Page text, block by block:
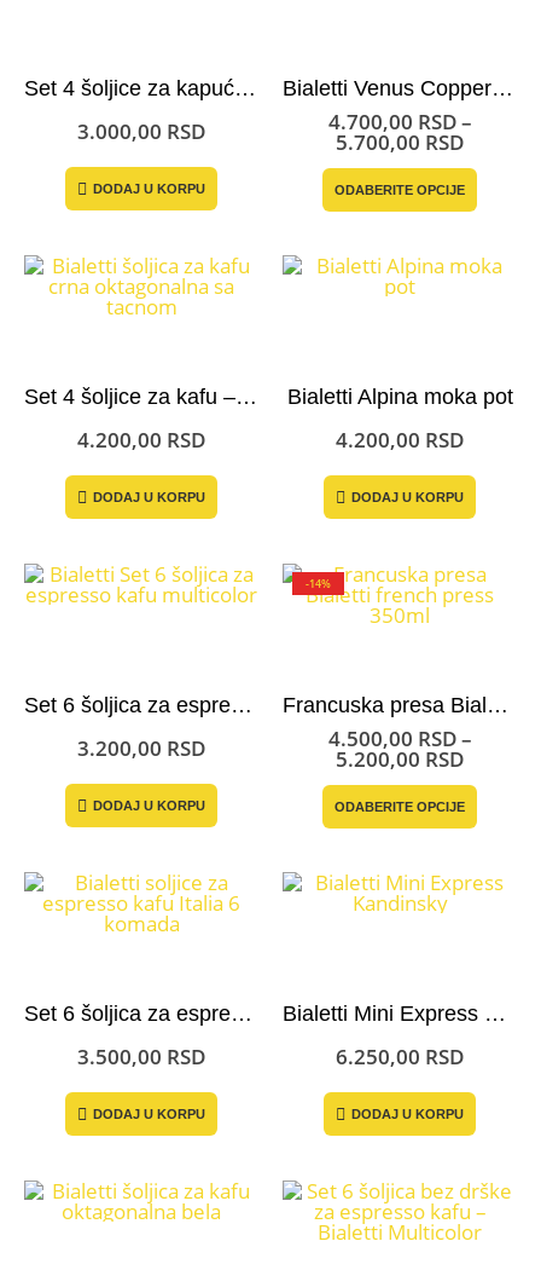
stranici
proizvoda.
Set 4 šoljice za kapućino – Bialetti Italia
3.000,00 RSD
DODAJ U KORPU
Bialetti Venus Copper moka pot
4.700,00 RSD–
5.700,00 RSDRaspon
od
ODABERITE OPCIJE
Ovaj
Opcije
Set 4 šoljice za kafu – Bialetti Oktagonalne Crne
4.200,00 RSD
DODAJ U KORPU
Bialetti Alpina moka pot
4.200,00 RSD
DODAJ U KORPU
Set 6 šoljica za espresso kafu – Bialetti Multicolor
3.200,00 RSD
DODAJ U KORPU
-14%
Francuska presa Bialetti Preziosa
4.500,00 RSD–
5.200,00 RSDRaspon
od
ODABERITE OPCIJE
Ovaj
Opcije
Set 6 šoljica za espresso i moka kafu – Bialetti Italia
3.500,00 RSD
DODAJ U KORPU
Bialetti Mini Express Kandinsky + 2 šoljice
6.250,00 RSD
DODAJ U KORPU